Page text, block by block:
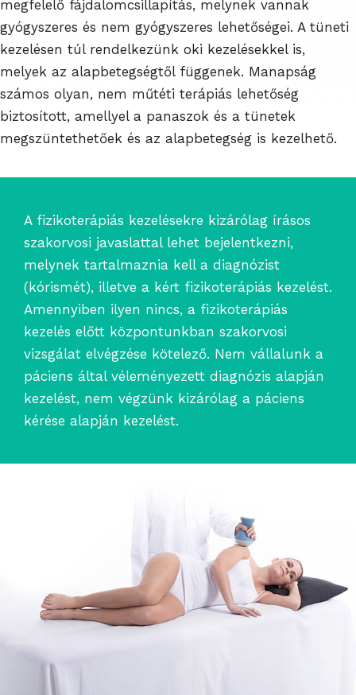
megfelelő fájdalomcsillapítás, melynek vannak
gyógyszeres és nem gyógyszeres lehetőségei. A tüneti
kezelésen túl rendelkezünk oki kezelésekkel is,
melyek az alapbetegségtől függenek. Manapság
számos olyan, nem műtéti terápiás lehetőség
biztosított, amellyel a panaszok és a tünetek
megszüntethetőek és az alapbetegség is kezelhető.
A fizikoterápiás kezelésekre kizárólag írásos
szakorvosi javaslattal lehet bejelentkezni,
melynek tartalmaznia kell a diagnózist
(kórismét), illetve a kért fizikoterápiás kezelést.
Amennyiben ilyen nincs, a fizikoterápiás
kezelés előtt központunkban szakorvosi
vizsgálat elvégzése kötelező. Nem vállalunk a
páciens által véleményezett diagnózis alapján
kezelést, nem végzünk kizárólag a páciens
kérése alapján kezelést.